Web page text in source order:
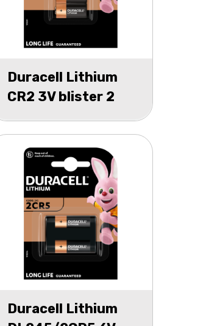
Duracell Lithium
CR2 3V blister 2
Duracell Lithium